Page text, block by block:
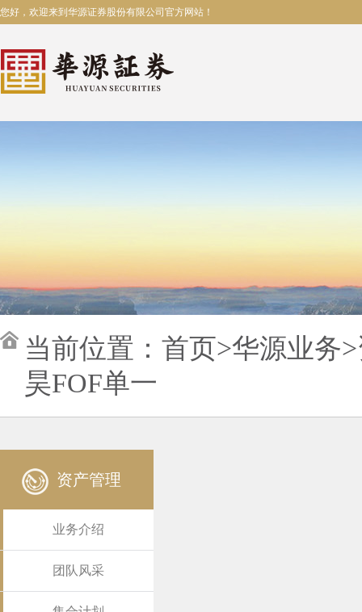
您好，欢迎来到华源证券股份有限公司官方网站！
当前位置： 首页>华源业务>
昊FOF单一
资产管理
业务介绍
团队风采